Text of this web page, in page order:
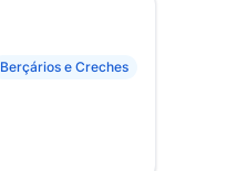
Berçários e Creches